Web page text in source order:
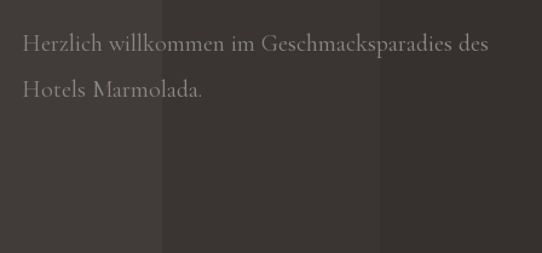
Herzlich willkommen im Geschmacksparadies des
Hotels Marmolada.